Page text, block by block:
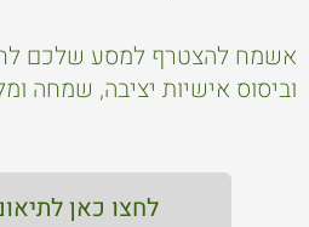
אשמח להצטרף למסע שלכם
וביסוס אישיות יציבה, שמחה
לחצו כאן